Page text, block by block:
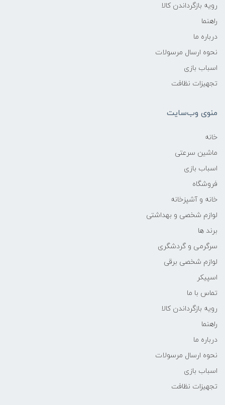
رویه بازگرداندن کالا
راهنما
درباره ما
نحوه ارسال مرسولات
اسباب بازی
تجهیزات نظافت
منوی وب‌سایت
خانه
ماشین سرعتی
اسباب بازی
فروشگاه
خانه و آشپزخانه
لوازم شخصی و بهداشتی
برند ها
سرگرمی و گردشگری
لوازم شخصی برقی
اسپیکر
تماس با ما
رویه بازگرداندن کالا
راهنما
درباره ما
نحوه ارسال مرسولات
اسباب بازی
تجهیزات نظافت